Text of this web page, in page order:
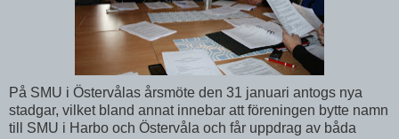
På SMU i Östervålas årsmöte den 31 januari antogs nya
stadgar, vilket bland annat innebar att föreningen bytte namn
till SMU i Harbo och Östervåla och får uppdrag av båda